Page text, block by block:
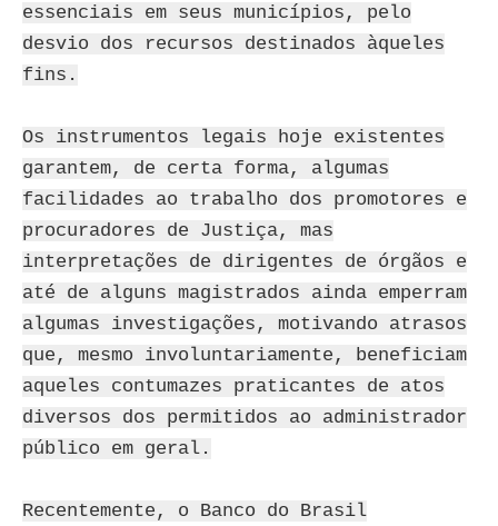
essenciais em seus municípios, pelo
desvio dos recursos destinados àqueles
fins.
Os instrumentos legais hoje existentes
garantem, de certa forma, algumas
facilidades ao trabalho dos promotores e
procuradores de Justiça, mas
interpretações de dirigentes de órgãos e
até de alguns magistrados ainda emperram
algumas investigações, motivando atrasos
que, mesmo involuntariamente, beneficiam
aqueles contumazes praticantes de atos
diversos dos permitidos ao administrador
público em geral.
Recentemente, o Banco do Brasil